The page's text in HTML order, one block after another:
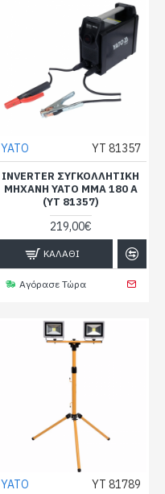
YATO YT 81357
INVERTER ΣΥΓΚΟΛΛΗΤΙΚΉ
ΜΗΧΑΝΉ YATO MMA 180 A
(YT 81357)
219,00€
ΚΑΛΆΘΙ
Αγόρασε Τώρα
YATO YT 81789